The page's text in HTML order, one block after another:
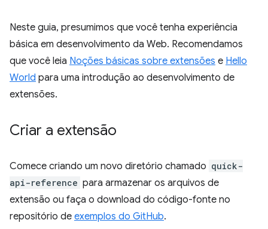
Neste guia, presumimos que você tenha experiência
básica em desenvolvimento da Web. Recomendamos
que você leia Noções básicas sobre extensões e Hello
World para uma introdução ao desenvolvimento de
extensões.
Criar a extensão
Comece criando um novo diretório chamado quick-
api-reference para armazenar os arquivos de
extensão ou faça o download do código-fonte no
repositório de exemplos do GitHub.